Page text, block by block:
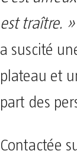
est traître. »
a suscité
plateau et
part des
Contactée